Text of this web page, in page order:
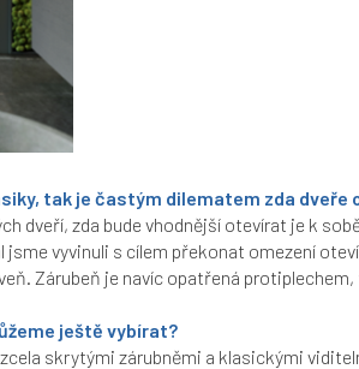
tak je častým dilematem zda
dveří, zda bude vhodnější otevírat je k
jsme vyvinuli s cílem překonat omezení
Zárubeň je navíc opatřená
ještě vybírat?
skrytými zárubněmi a klasickými